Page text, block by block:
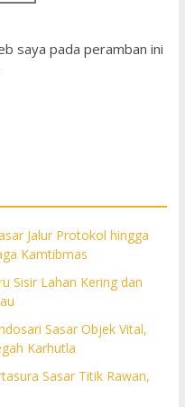
saya pada peramban ini
Jalur Protokol hingga
Kamtibmas
Sisir Lahan Kering dan
Sasar Objek Vital,
Karhutla
Sasar Titik Rawan,